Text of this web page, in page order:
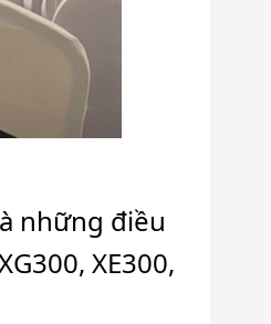
những điều
XE300,